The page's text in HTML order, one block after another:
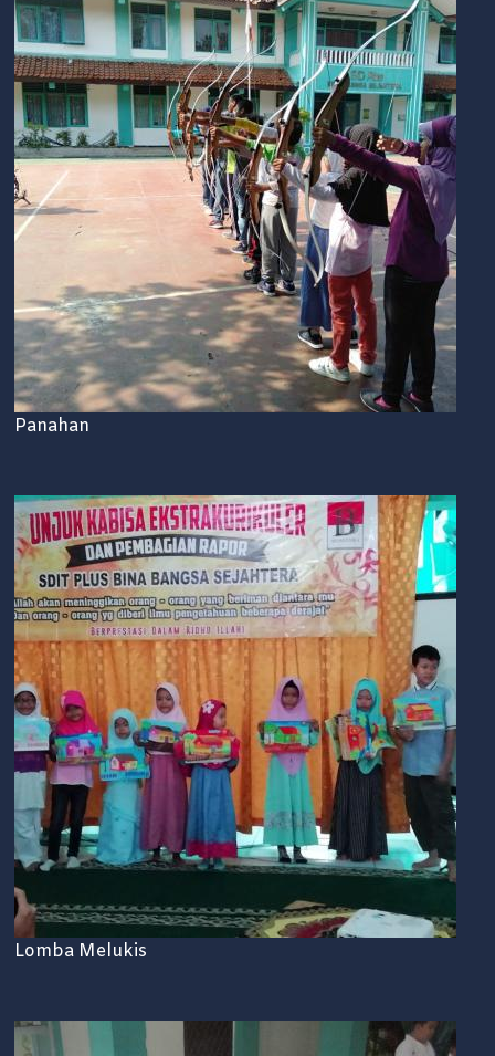
Panahan
Lomba Melukis